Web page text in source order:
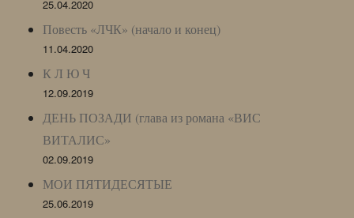
25.04.2020
Повесть «ЛЧК» (начало и конец)
11.04.2020
К Л Ю Ч
12.09.2019
ДЕНЬ ПОЗАДИ (глава из романа «ВИС
ВИТАЛИС»
02.09.2019
МОИ ПЯТИДЕСЯТЫЕ
25.06.2019